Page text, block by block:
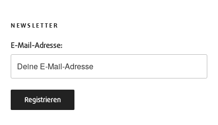
NEWSLETTER
E-Mail-Adresse: